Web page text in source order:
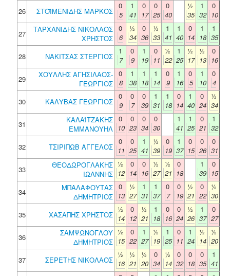
26
ΣΤΟΪΜΕΝΙΔΗΣ ΜΑΡΚΟΣ
0
5
1
41
0
17
0
25
0
40
½
35
1
32
0
10
27
ΤΑΡΧΑΝΙΔΗΣ ΝΙΚΟΛΑΟΣ
ΧΡΗΣΤΟΣ
0
6
½
34
0
36
½
33
1
41
1
40
0
14
1
18
1
35
28
ΝΑΚΙΤΣΑΣ ΣΤΕΡΓΙΟΣ
1
7
0
9
1
19
0
11
½
22
1
25
½
17
½
13
0
16
29
ΧΟΥΛΛΗΣ ΑΓΗΣΙΛΑΟΣ-
ΓΕΩΡΓΙΟΣ
0
8
1
38
1
18
1
14
0
9
1
16
0
5
1
10
0
4
30
ΚΑΛΥΒΑΣ ΓΕΩΡΓΙΟΣ
0
9
0
7
0
39
1
31
1
18
0
14
1
40
0
24
½
34
31
ΚΑΛΑΪΤΖΑΚΗΣ
ΕΜΜΑΝΟΥΗΛ
0
10
0
23
0
34
0
30
1
41
1
25
0
21
1
32
32
ΤΣΙΡΙΠΩΒ ΑΓΓΕΛΟΣ
0
11
0
25
1
41
½
39
0
19
1
37
0
15
0
26
0
31
33
ΘΕΟΔΩΡΟΓΛΑΚΗΣ
ΙΩΑΝΝΗΣ
½
12
0
14
0
16
½
27
½
21
0
18
1
39
0
15
34
ΜΠΑΛΑΦΟΥΤΑΣ
ΔΗΜΗΤΡΙΟΣ
0
13
½
27
1
31
1
37
0
7
0
19
½
21
0
22
½
30
35
ΧΑΣΑΠΗΣ ΧΡΗΣΤΟΣ
½
14
0
12
½
21
1
18
0
16
0
24
½
26
1
37
0
27
36
ΣΑΜΨΩΝΟΓΛΟΥ
ΔΗΜΗΤΡΙΟΣ
½
15
0
22
1
27
½
19
1
25
0
11
1
24
½
14
½
20
37
ΣΕΡΕΤΗΣ ΝΙΚΟΛΑΟΣ
½
16
½
21
½
20
0
34
½
14
0
32
0
18
0
35
1
41